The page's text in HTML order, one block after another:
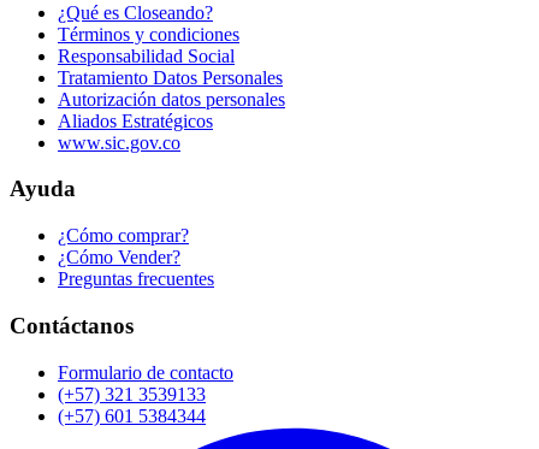
¿Qué es Closeando?
Términos y condiciones
Responsabilidad Social
Tratamiento Datos Personales
Autorización datos personales
Aliados Estratégicos
www.sic.gov.co
Ayuda
¿Cómo comprar?
¿Cómo Vender?
Preguntas frecuentes
Contáctanos
Formulario de contacto
(+57) 321 3539133
(+57) 601 5384344